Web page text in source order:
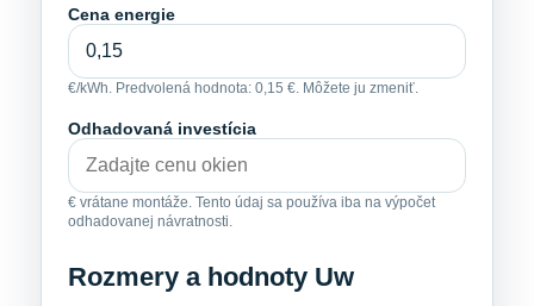
Cena energie
€/kWh. Predvolená hodnota: 0,15 €. Môžete ju zmeniť.
Odhadovaná investícia
€ vrátane montáže. Tento údaj sa používa iba na výpočet
odhadovanej návratnosti.
Rozmery a hodnoty Uw